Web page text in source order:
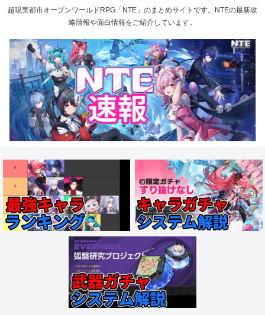
超現実都市オープンワールドRPG「NTE」のまとめサイトです。NTEの最新攻
略情報や面白情報をご紹介しています。